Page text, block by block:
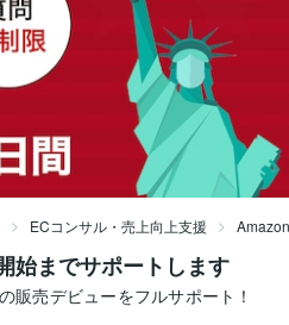
ECコンサル・売上向上支援
始までサポートします
販売デビューをフルサポート！